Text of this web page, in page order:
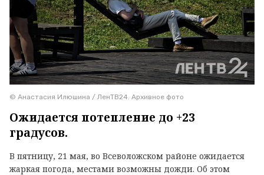
© Анастасия Илюшина / ЛенТВ24. Архивное фото
Ожидается потепление до +23
градусов.
В пятницу, 21 мая, во Всеволожском районе ожидается
жаркая погода, местами возможны дожди. Об этом